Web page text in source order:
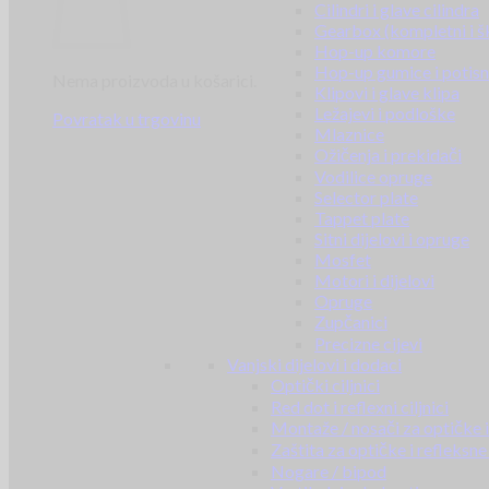
Povratak u trgovinu
Cilindri i glave cilindra
Gearbox (kompletni i
Hop-up komore
Hop-up gumice i
Klipovi i glave klipa
Ležajevi i podloške
Mlaznice
Ožičenja i prekidači
Vodilice opruge
Selector plate
Tappet plate
Sitni dijelovi i opruge
Mosfet
Motori i dijelovi
Opruge
Zupčanici
Precizne cijevi
Vanjski dijelovi i dodaci
Optički ciljnici
Red dot i reflexni ciljnici
Montaže / nosači za optičke
Zaštita za optičke i
Nogare / bipod